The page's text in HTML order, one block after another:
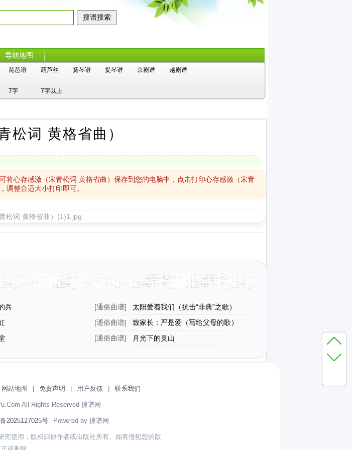
导航地图
琵琶谱 葫芦丝 扬琴谱 提琴谱 京剧谱
越剧谱
7字 7字以上
松词 黄格省曲）
心存感激（宋青松词 黄格省曲）保存到您的电脑中，点击打印心存感激（宋青
调整合适大小打印即可。
兵 [通俗曲谱]
太阳爱着我们（抗击“非典”之歌）
[通俗曲谱]
致家长：严是爱（写给父母的歌）
[通俗曲谱] 月光下的灵山
网站地图 免责声明 用户反馈 联系我们
All Rights Reserved 搜谱网
2025127025号 Powered by 搜谱网
使用，版权归原作者或出版社所有。如有侵犯您的版